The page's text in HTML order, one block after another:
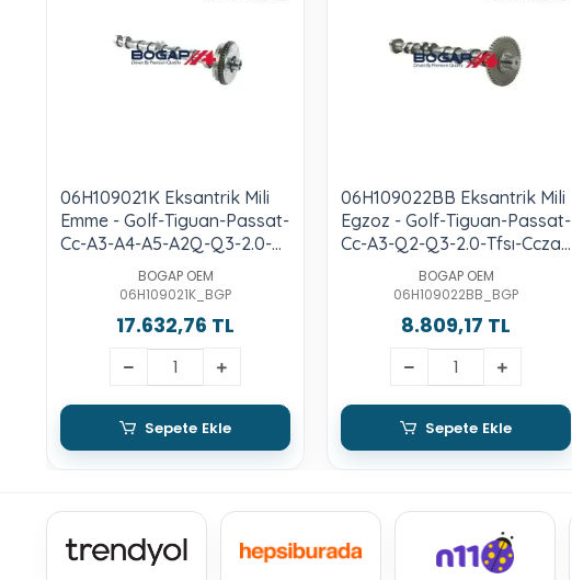
06H109021K Eksantrik Mili
Emme - Golf-Tiguan-Passat-
Cc-A3-A4-A5-A2Q-Q3-2.0-
Tfsı-Cdnb-Cdnc-Ccza-B-
Cawb-Ccta-Cjxb-C-D-F-G-
Cpsa-Cyfb-Djha-B-Dnue-F
BOGAP OEM
06H109021K_BGP
17.632,76 TL
Sepete Ekle
06H109022BB Eksantrik Mili
Egzoz - Golf-Tiguan-Passat-
Cc-A3-Q2-Q3-2.0-Tfsı-Ccza-
B-Cawb-Ccta-Cjxb-C-D-F-G-
Cpsa-Cyfb-Djha-B-Dnue-F
BOGAP OEM
06H109022BB_BGP
8.809,17 TL
Sepete Ekle